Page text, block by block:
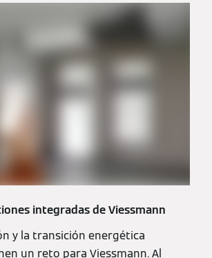
integradas de Viessmann
y la transición energética
un reto para Viessmann. Al